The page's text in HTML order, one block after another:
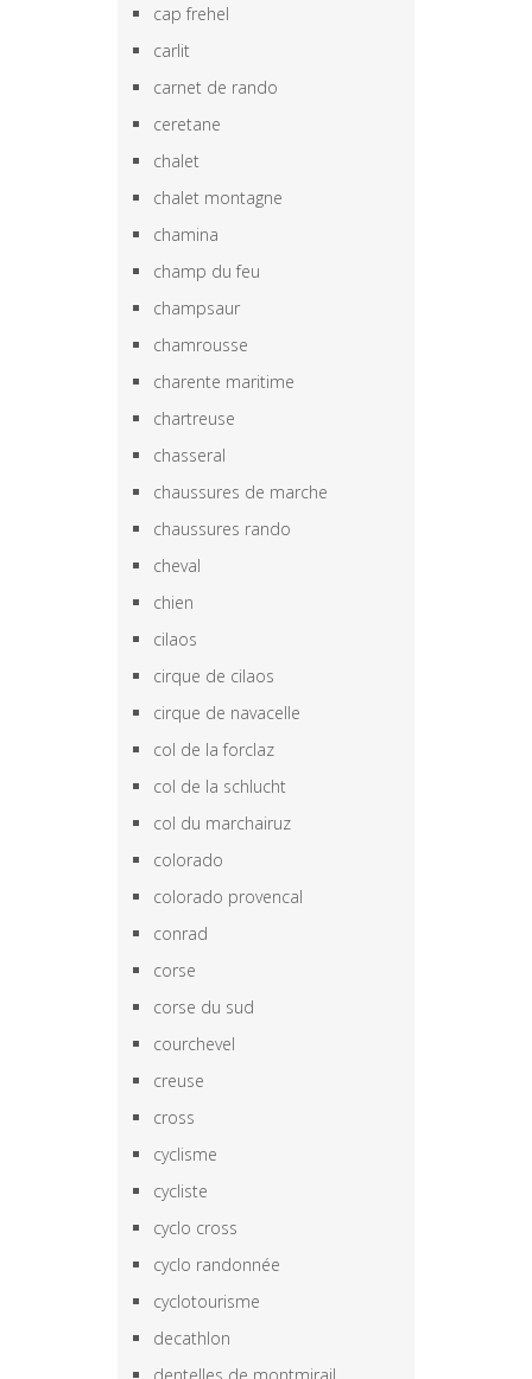
cap frehel
carlit
carnet de rando
ceretane
chalet
chalet montagne
chamina
champ du feu
champsaur
chamrousse
charente maritime
chartreuse
chasseral
chaussures de marche
chaussures rando
cheval
chien
cilaos
cirque de cilaos
cirque de navacelle
col de la forclaz
col de la schlucht
col du marchairuz
colorado
colorado provencal
conrad
corse
corse du sud
courchevel
creuse
cross
cyclisme
cycliste
cyclo cross
cyclo randonnée
cyclotourisme
decathlon